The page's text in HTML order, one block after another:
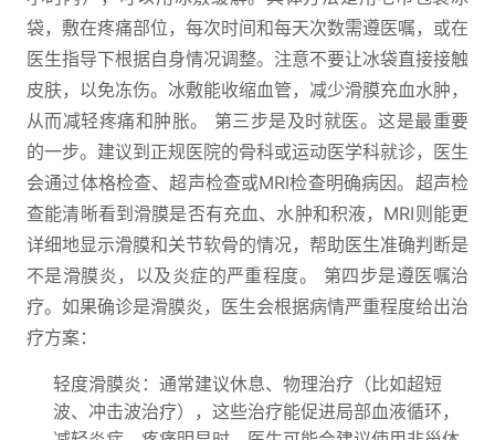
袋，敷在疼痛部位，每次时间和每天次数需遵医嘱，或在
医生指导下根据自身情况调整。注意不要让冰袋直接接触
皮肤，以免冻伤。冰敷能收缩血管，减少滑膜充血水肿，
从而减轻疼痛和肿胀。 第三步是及时就医。这是最重要
的一步。建议到正规医院的骨科或运动医学科就诊，医生
会通过体格检查、超声检查或MRI检查明确病因。超声检
查能清晰看到滑膜是否有充血、水肿和积液，MRI则能更
详细地显示滑膜和关节软骨的情况，帮助医生准确判断是
不是滑膜炎，以及炎症的严重程度。 第四步是遵医嘱治
疗。如果确诊是滑膜炎，医生会根据病情严重程度给出治
疗方案：
轻度滑膜炎：通常建议休息、物理治疗（比如超短
波、冲击波治疗），这些治疗能促进局部血液循环，